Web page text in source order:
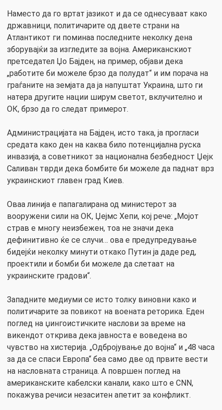
Наместо да го вртат јазикот и да се однесуваат како
државници, политичарите од двете страни на
Атлантикот ги поминаа последните неколку дена
зборувајќи за изгледите за војна. Американскиот
претседател Џо Бајден, на пример, објави дека
„работите би можеле брзо да полудат“ и им порача на
граѓаните на земјата да ја напуштат Украина, што ги
натера другите нации ширум светот, вклучително и
ОК, брзо да го следат примерот.
Администрацијата на Бајден, исто така, ја прогласи
средата како ден на каква било потенцијална руска
инвазија, а советникот за национална безбедност Џејк
Саливан тврди дека бомбите би можеле да паднат врз
украинскиот главен град Киев.
Оваа линија е папагалирана од министерот за
вооружени сили на ОК, Џејмс Хепи, кој рече: „Мојот
страв е многу неизбежен, тоа не значи дека
дефинитивно ќе се случи… ова е предупредување
бидејќи неколку минути откако Путин ја даде ред,
проектили и бомби би можеле да слетаат на
украинските градови“.
Западните медиуми се исто толку виновни како и
политичарите за повикот на воената реторика. Еден
поглед на џингоистичките наслови за време на
викендот открива дека јавноста е воведена во
чувство на хистерија. „Одбројување до војна“ и „48 часа
за да се спаси Европа“ беа само две од првите вести
на насловната страница. А површен поглед на
американските кабелски канали, како што е CNN,
покажува речиси незаситен апетит за конфликт.